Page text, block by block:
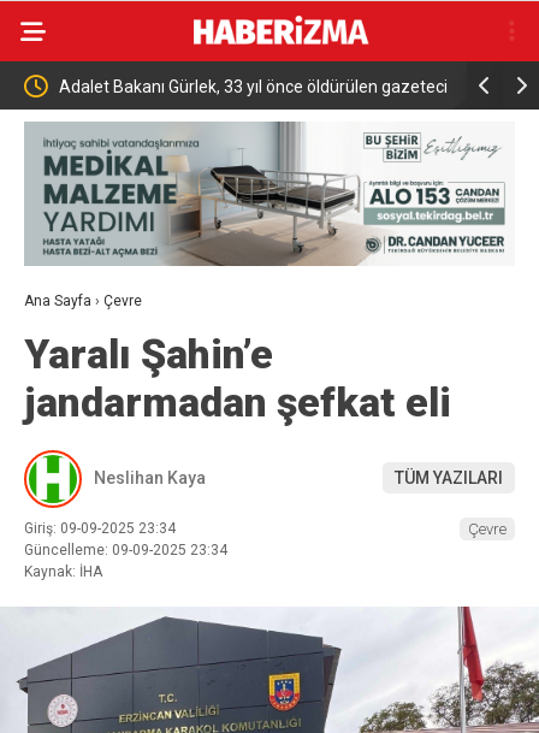
önce öldürülen gazeteci
bir araya geldi
TMO 2026 27 Sezonu Fındık Alım
Ana Sayfa › Çevre
Yaralı Şahin’e
jandarmadan şefkat eli
Neslihan Kaya TÜM YAZILARI
Giriş: 09-09-2025 23:34
Güncelleme: 09-09-2025 23:34
Kaynak: İHA
Çevre